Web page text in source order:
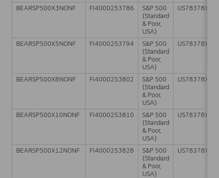
BEARSP500X3NONF FI4000253786
S&P 500
(Standard
& Poor,
USA)
BEARSP500X5NONF FI4000253794
S&P 500
(Standard
& Poor,
USA)
BEARSP500X8NONF FI4000253802
S&P 500
(Standard
& Poor,
USA)
BEARSP500X10NONF FI4000253810
S&P 500
(Standard
& Poor,
USA)
BEARSP500X12NONF FI4000253828
S&P 500
(Standard
& Poor,
USA)